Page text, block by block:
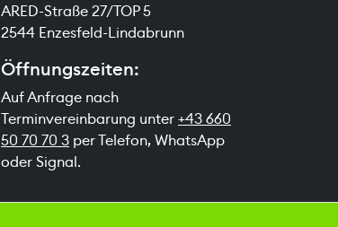
ARED-Straße 27/TOP 5
2544 Enzesfeld-Lindabrunn
Öffnungszeiten:
Auf Anfrage nach
Terminvereinbarung unter+43 660
50 70 70 3 per Telefon, WhatsApp
oder Signal.